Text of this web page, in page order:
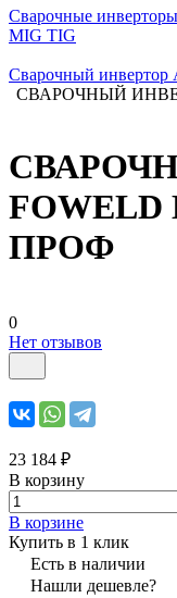
Сварочные
MIG TIG
Сварочный инвертор
СВАРОЧНЫЙ
ПРОФ
0
Нет отзывов
23 184 ₽
В корзину
В корзине
Купить в 1 клик
Есть в наличии
Нашли дешевле?